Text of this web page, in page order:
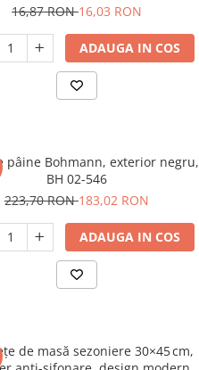
16,87 RON16,03 RON
ADAUGA IN COS
pâine Bohmann, exterior negru,
BH 02-546
223,70 RON183,02 RON
ADAUGA IN COS
de masă sezoniere 30×45 cm,